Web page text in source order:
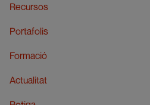
Recursos
Portafolis
Formació
Actualitat